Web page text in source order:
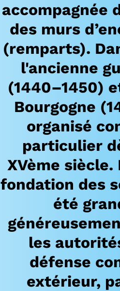
accompagnée
des murs
(remparts).
l'ancienne
(1440–1450)
Bourgogne
organisé
particulier
XVème
fondation des
été
les
défense
extérieur,